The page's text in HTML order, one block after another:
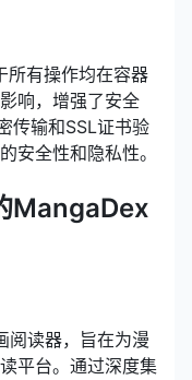
所有操作均在容器
响，增强了安全
传输和SSL证书验
安全性和隐私性。
MangaDex
阅读器，旨在为漫
平台。通过深度集